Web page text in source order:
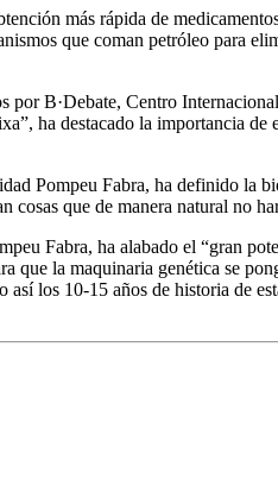
más rápida de
que coman petróleo para
por B·Debate, Centro
ha destacado la importancia de
Pompeu Fabra, ha definido la
que de manera natural no
Fabra, ha alabado el “gran
que la maquinaria genética se
los 10-15 años de historia de